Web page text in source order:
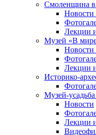
Смоленщина
Новости
Лекции
Музей «В
Новости
Лекции
Историко-
Музей-
Новости
Лекции